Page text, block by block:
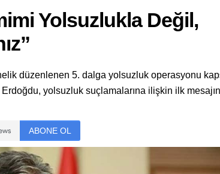
Yolsuzlukla Değil,
düzenlenen 5. dalga yolsuzluk operasyonu
yolsuzluk suçlamalarına ilişkin ilk
ABONE OL